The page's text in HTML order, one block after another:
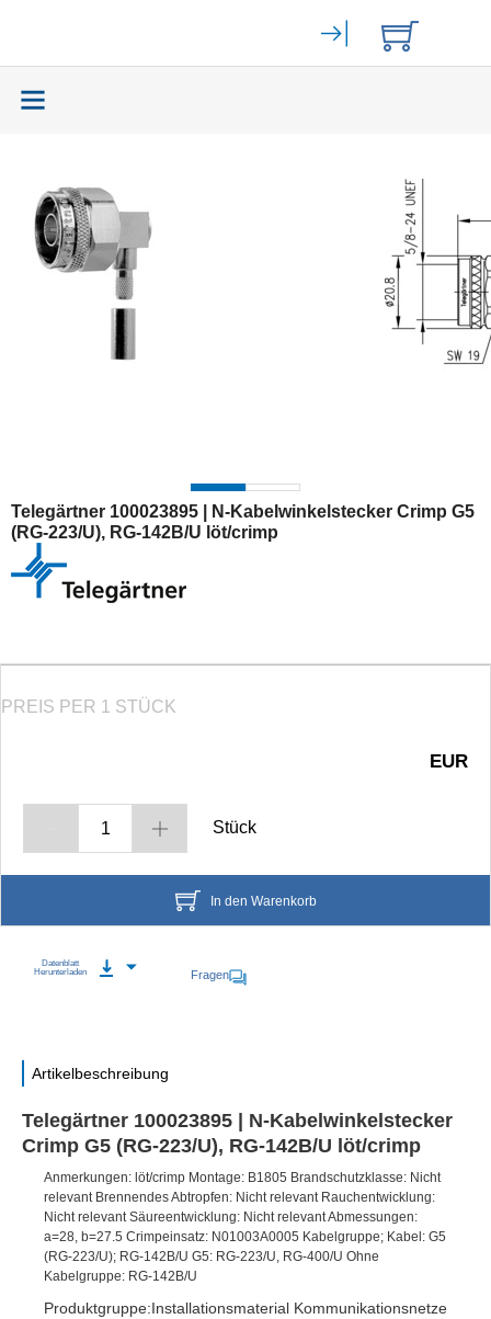
Bahngeräte
Displays (141)
Telegärtner 100023895 | N-Kabelwinkelstecker Crimp G5
(RG-223/U), RG-142B/U löt/crimp
PREIS PER 1 STÜCK
EUR
Stück
In den Warenkorb
Datenblatt
Herunterladen
Fragen
Artikelbeschreibung
Telegärtner 100023895 | N-Kabelwinkelstecker
Crimp G5 (RG-223/U), RG-142B/U löt/crimp
Anmerkungen: löt/crimp Montage: B1805 Brandschutzklasse: Nicht
relevant Brennendes Abtropfen: Nicht relevant Rauchentwicklung:
Nicht relevant Säureentwicklung: Nicht relevant Abmessungen:
a=28, b=27.5 Crimpeinsatz: N01003A0005 Kabelgruppe; Kabel: G5
(RG-223/U); RG-142B/U G5: RG-223/U, RG-400/U Ohne
Kabelgruppe: RG-142B/U
Produktgruppe:Installationsmaterial Kommunikationsnetze